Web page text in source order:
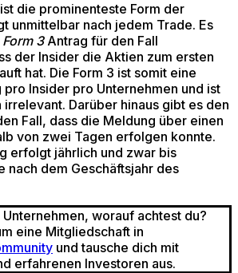
die prominenteste Form der
unmittelbar nach jedem Trade. Es
Form 3Antrag für den Fall
der Insider die Aktien zum ersten
hat. Die Form 3 ist somit eine
Insider pro Unternehmen und ist
Darüber hinaus gibt es den
Fall, dass die Meldung über einen
von zwei Tagen erfolgen konnte.
erfolgt jährlich und zwar bis
nach dem Geschäftsjahr des
worauf achtest du?
eine Mitgliedschaft in
und tausche dich mit
erfahrenen Investoren aus.